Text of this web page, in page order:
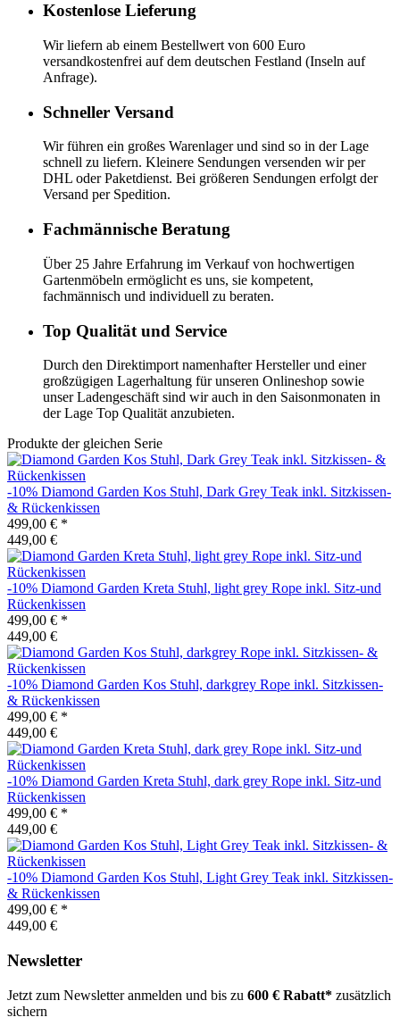
Kostenlose Lieferung
Wir liefern ab einem Bestellwert von 600 Euro
versandkostenfrei auf dem deutschen Festland (Inseln auf
Anfrage).
Schneller Versand
Wir führen ein großes Warenlager und sind so in der Lage
schnell zu liefern. Kleinere Sendungen versenden wir per
DHL oder Paketdienst. Bei größeren Sendungen erfolgt der
Versand per Spedition.
Fachmännische Beratung
Über 25 Jahre Erfahrung im Verkauf von hochwertigen
Gartenmöbeln ermöglicht es uns, sie kompetent,
fachmännisch und individuell zu beraten.
Top Qualität und Service
Durch den Direktimport namenhafter Hersteller und einer
großzügigen Lagerhaltung für unseren Onlineshop sowie
unser Ladengeschäft sind wir auch in den Saisonmonaten in
der Lage Top Qualität anzubieten.
Produkte der gleichen Serie
-10% Diamond Garden Kos Stuhl, Dark Grey Teak inkl. Sitzkissen-
& Rückenkissen
499,00 € *
449,00 €
-10% Diamond Garden Kreta Stuhl, light grey Rope inkl. Sitz-und
Rückenkissen
499,00 € *
449,00 €
-10% Diamond Garden Kos Stuhl, darkgrey Rope inkl. Sitzkissen-
& Rückenkissen
499,00 € *
449,00 €
-10% Diamond Garden Kreta Stuhl, dark grey Rope inkl. Sitz-und
Rückenkissen
499,00 € *
449,00 €
-10% Diamond Garden Kos Stuhl, Light Grey Teak inkl. Sitzkissen-
& Rückenkissen
499,00 € *
449,00 €
Newsletter
Jetzt zum Newsletter anmelden und bis zu 600 € Rabatt* zusätzlich
sichern